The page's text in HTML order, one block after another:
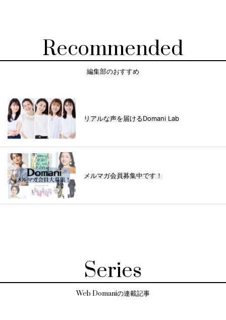
Recommended
編集部のおすすめ
リアルな声を届けるDomani Lab
メルマガ会員募集中です！
Series
Web Domaniの連載記事